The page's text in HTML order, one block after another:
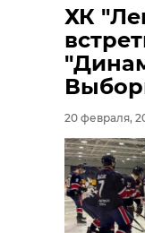
ХК
20 февраля,
20 февраля,
"Всё
20 февраля,